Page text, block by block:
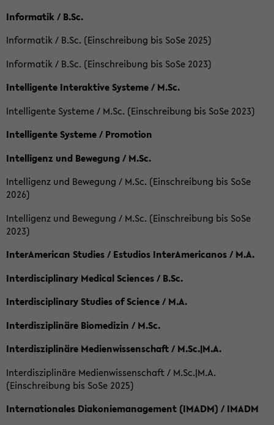
Informatik / B.Sc.
Informatik / B.Sc. (Einschreibung bis SoSe 2025)
Informatik / B.Sc. (Einschreibung bis SoSe 2023)
Intelligente Interaktive Systeme / M.Sc.
Intelligente Systeme / M.Sc. (Einschreibung bis SoSe 2023)
Intelligente Systeme / Promotion
Intelligenz und Bewegung / M.Sc.
Intelligenz und Bewegung / M.Sc. (Einschreibung bis SoSe
2026)
Intelligenz und Bewegung / M.Sc. (Einschreibung bis SoSe
2023)
InterAmerican Studies / Estudios InterAmericanos / M.A.
Interdisciplinary Medical Sciences / B.Sc.
Interdisciplinary Studies of Science / M.A.
Interdisziplinäre Biomedizin / M.Sc.
Interdisziplinäre Medienwissenschaft / M.Sc.|M.A.
Interdisziplinäre Medienwissenschaft / M.Sc.|M.A.
(Einschreibung bis SoSe 2025)
Internationales Diakoniemanagement (IMADM) / IMADM